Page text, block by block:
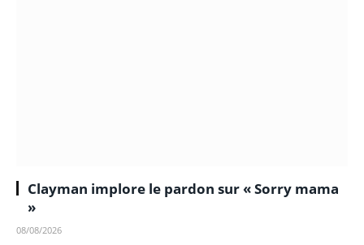
Clayman implore le pardon sur « Sorry mama
»
08/08/2026